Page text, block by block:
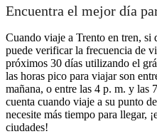
Encuentra el mejor día
Cuando viaje a Trento en tren, si
puede verificar la frecuencia de
próximos 30 días utilizando el
las horas pico para viajar son
mañana, o entre las 4 p. m. y las
cuenta cuando viaje a su punto
necesite más tiempo para llegar,
ciudades!